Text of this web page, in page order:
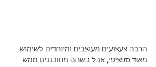
הרבה צעצועים מעוצבים ומיוחדים לשימוש
מאוד ספציפי, אבל כשהם מתוכננים ממש